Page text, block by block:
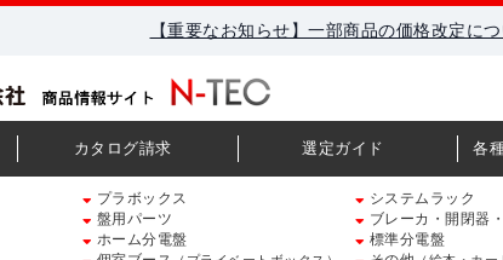
【重要なお知らせ】一部商品の価格改定に
カタログ請求 選定ガイド 各
プラボックス システムラック
盤用パーツ ブレーカ・開閉器
ホーム分電盤 標準分電盤